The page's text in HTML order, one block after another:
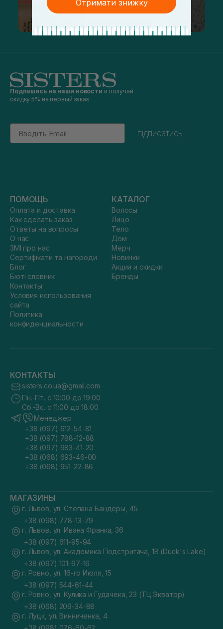
Подпишись на наши новости и получай
скидку 5% на первый заказ
Email
підписатись
ПОМОЩЬ
Оплата и доставка
Как сделать заказ
Ответы на вопросы
О нас
ЗМІ про нас
Сертифікати та нагороди
Блог
Бюті словник
Контакты
Условия использования
сайта
Политика
конфиденциальности
КАТАЛОГ
Волосы
Лицо
Тело
Дом
Мерч
Новинки
Акции и скидки
Бренды
КОНТАКТЫ
sisters.co.ua@gmail.com
Пн.-Пт. с 10:00 до 19:00
Сб.-Вс. с 11:00 до 18:00
Менеджер
+38 (097) 612-54-81
+38 (097) 788-12-88
+38 (097) 983-41-20
+38 (068) 693-46-00
+38 (068) 951-22-86
МАГАЗИНЫ
г. Львов, ул. Степана Бандеры, 45
+38 (098) 778-13-79
г. Львов, ул. Ивана Франка, 36
+38 (097) 611-95-94
г. Львов, ул. Академика Подстригача, 1В (Duck's Lake)
+38 (097) 101-97-16
г. Ровно, ул. 16-го Июля, 15
+38 (097) 544-61-44
г. Ровно, ул. Кулика и Гудачека, 23 (ТЦ Экватор)
+38 (068) 209-34-88
г. Луцк, ул. Винниченка, 4
Отримати знижку